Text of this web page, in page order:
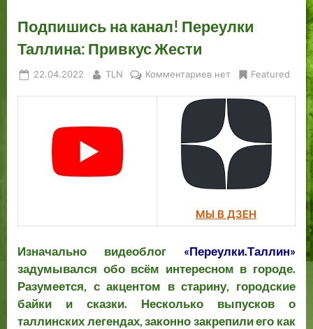
Подпишись на канал! Переулки
Таллина: Привкус Жести
Posted
22.04.2022 By
TLN Комментариевк
Подпишись
канал!
Переулки
Таллина:
Привкус
нет Featured
МЫ В ДЗЕН
Изначально видеоблог «Переулки.Таллин»
задумывался обо всём интересном в городе.
Разумеется, с акцентом в старину, городские
байки и сказки. Несколько выпусков о
таллинских легендах, законно закрепили его как